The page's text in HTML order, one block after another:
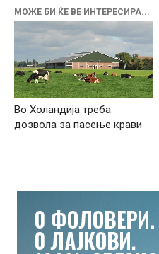
МОЖЕ БИ ЌЕ ВЕ ИНТЕРЕСИРА...
Во Холандија треба
дозвола за пасење крави